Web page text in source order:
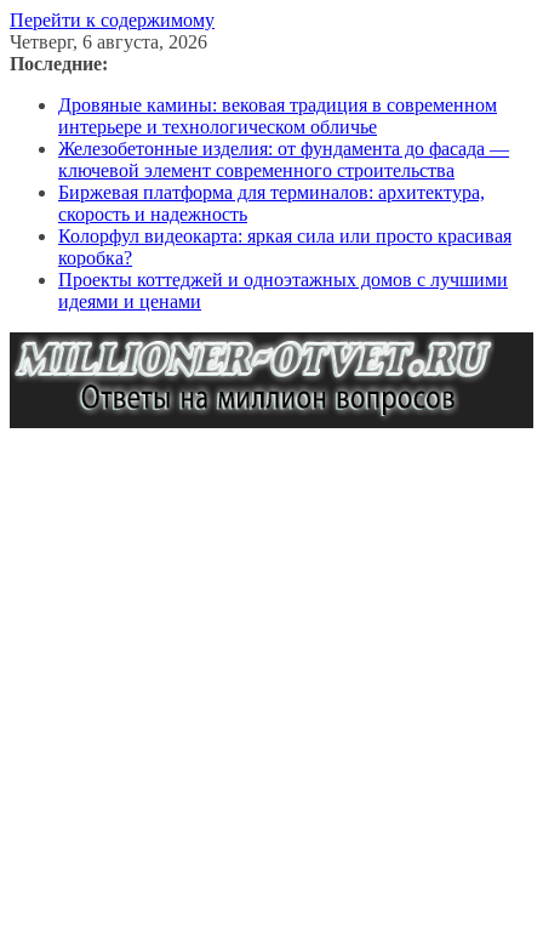
Перейти к содержимому
Четверг, 6 августа, 2026
Последние:
Дровяные камины: вековая традиция в современном
интерьере и технологическом обличье
Железобетонные изделия: от фундамента до фасада —
ключевой элемент современного строительства
Биржевая платформа для терминалов: архитектура,
скорость и надежность
Колорфул видеокарта: яркая сила или просто красивая
коробка?
Проекты коттеджей и одноэтажных домов с лучшими
идеями и ценами